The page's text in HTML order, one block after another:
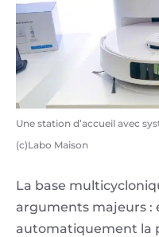
Une station d’accueil avec
(c)Labo Maison
La base
arguments majeurs :
automatiquement la